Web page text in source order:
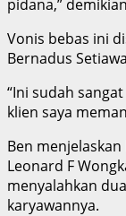
pidana,”
Vonis bebas ini
Bernadus
“Ini sudah
klien saya
Ben
Leonard F
menyalahkan
karyawannya.